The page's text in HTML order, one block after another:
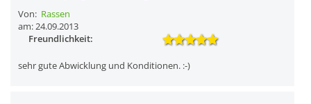
Von: Rassen
am: 24.09.2013
Freundlichkeit:
sehr gute Abwicklung und Konditionen. :-)